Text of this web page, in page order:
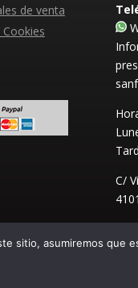
de venta
C/
desde 1983
sitio, asumiremos que